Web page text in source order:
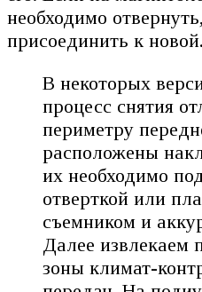
необходимо
присоединить к новой.
В некоторых
процесс снятия
периметру
расположены
их необходимо
отверткой или
съемником и
Далее извлекаем
зоны климат-